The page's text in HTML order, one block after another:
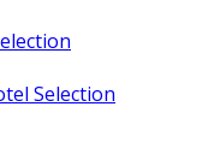
Selection